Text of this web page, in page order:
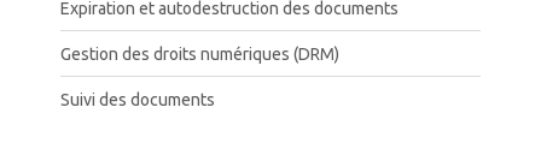
Expiration et autodestruction des documents
Gestion des droits numériques (DRM)
Suivi des documents